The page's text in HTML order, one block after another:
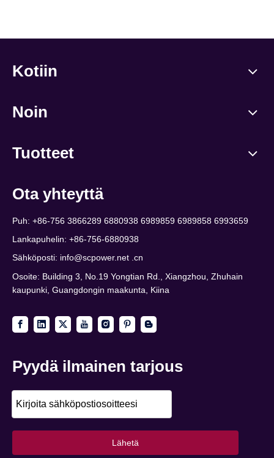
Kotiin
Noin
Tuotteet
Ota yhteyttä
Puh: +86-756 3866289 6880938 6989859 6989858 6993659
Lankapuhelin: +86-756-6880938
Sähköposti: info@scpower.net .cn
Osoite: Building 3, No.19 Yongtian Rd., Xiangzhou, Zhuhain
kaupunki, Guangdongin maakunta, Kiina
Pyydä ilmainen tarjous
Lähetä